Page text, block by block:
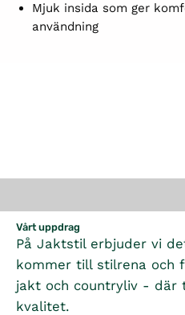
Mjuk insida som ger
användning
Vårt uppdrag
På Jaktstil erbjuder vi
kommer till stilrena och
jakt och countryliv - där
kvalitet.